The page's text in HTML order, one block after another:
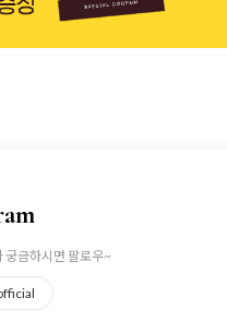
궁금하시면 팔로우~